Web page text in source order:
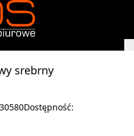
srebrny
Dostępność: